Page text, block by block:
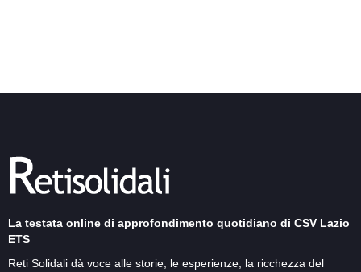
La testata online di approfondimento quotidiano di CSV Lazio
ETS
Reti Solidali dà voce alle storie, le esperienze, la ricchezza del